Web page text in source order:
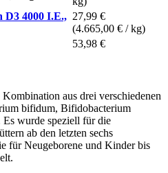
D3 4000 I.E., 27,99 €
(4.665,00 € / kg)
53,98 €
aus drei verschiedenen
bifidum, Bifidobacterium
wurde speziell für die
ab den letzten sechs
für Neugeborene und Kinder bis